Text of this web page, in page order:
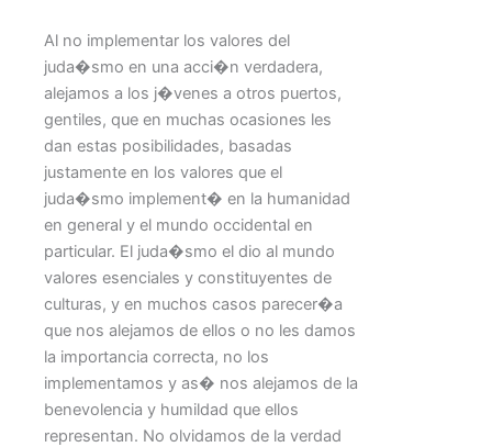
Al no implementar los valores del
juda�smo en una acci�n verdadera,
alejamos a los j�venes a otros puertos,
gentiles, que en muchas ocasiones les
dan estas posibilidades, basadas
justamente en los valores que el
juda�smo implement� en la humanidad
en general y el mundo occidental en
particular. El juda�smo el dio al mundo
valores esenciales y constituyentes de
culturas, y en muchos casos parecer�a
que nos alejamos de ellos o no les damos
la importancia correcta, no los
implementamos y as� nos alejamos de la
benevolencia y humildad que ellos
representan. No olvidamos de la verdad